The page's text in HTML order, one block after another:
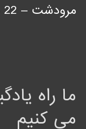
مرودشت – 22 بهمن شمالی
ما راه
می کنیم